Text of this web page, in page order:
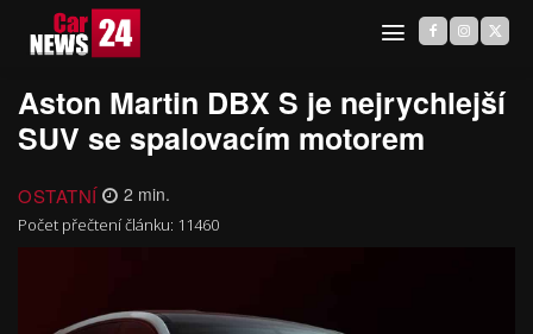
Aston Martin DBX S je nejrychlejší
SUV se spalovacím motorem
OSTATNÍ 2 min.
Počet přečtení článku: 11460